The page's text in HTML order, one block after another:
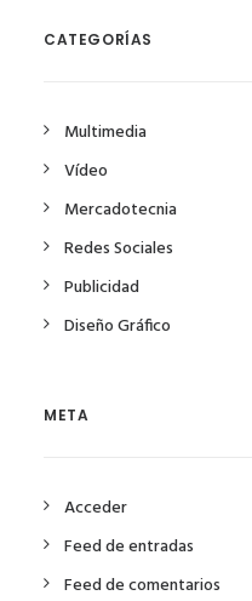
CATEGORÍAS
Multimedia
Vídeo
Mercadotecnia
Redes Sociales
Publicidad
Diseño Gráfico
META
Acceder
Feed de entradas
Feed de comentarios